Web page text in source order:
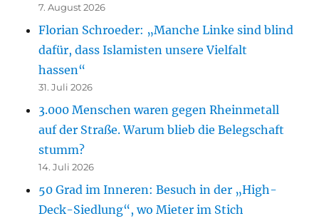
7. August 2026
Florian Schroeder: „Manche Linke sind blind
dafür, dass Islamisten unsere Vielfalt
hassen“
31. Juli 2026
3.000 Menschen waren gegen Rheinmetall
auf der Straße. Warum blieb die Belegschaft
stumm?
14. Juli 2026
50 Grad im Inneren: Besuch in der „High-
Deck-Siedlung“, wo Mieter im Stich